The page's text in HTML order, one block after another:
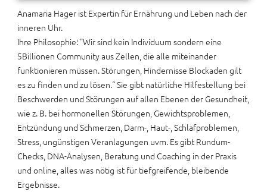
Anamaria Hager ist Expertin für Ernährung und Leben nach der
inneren Uhr.
Ihre Philosophie: "Wir sind kein Individuum sondern eine
5Billionen Community aus Zellen, die alle miteinander
funktionieren müssen. Störungen, Hindernisse Blockaden gilt
es zu finden und zu lösen.“ Sie gibt natürliche Hilfestellung bei
Beschwerden und Störungen auf allen Ebenen der Gesundheit,
wie z. B. bei hormonellen Störungen, Gewichtsproblemen,
Entzündung und Schmerzen, Darm-, Haut-, Schlafproblemen,
Stress, ungünstigen Veranlagungen uvm. Es gibt Rundum-
Checks, DNA-Analysen, Beratung und Coaching in der Praxis
und online, alles was nötig ist für tiefgreifende, bleibende
Ergebnisse.